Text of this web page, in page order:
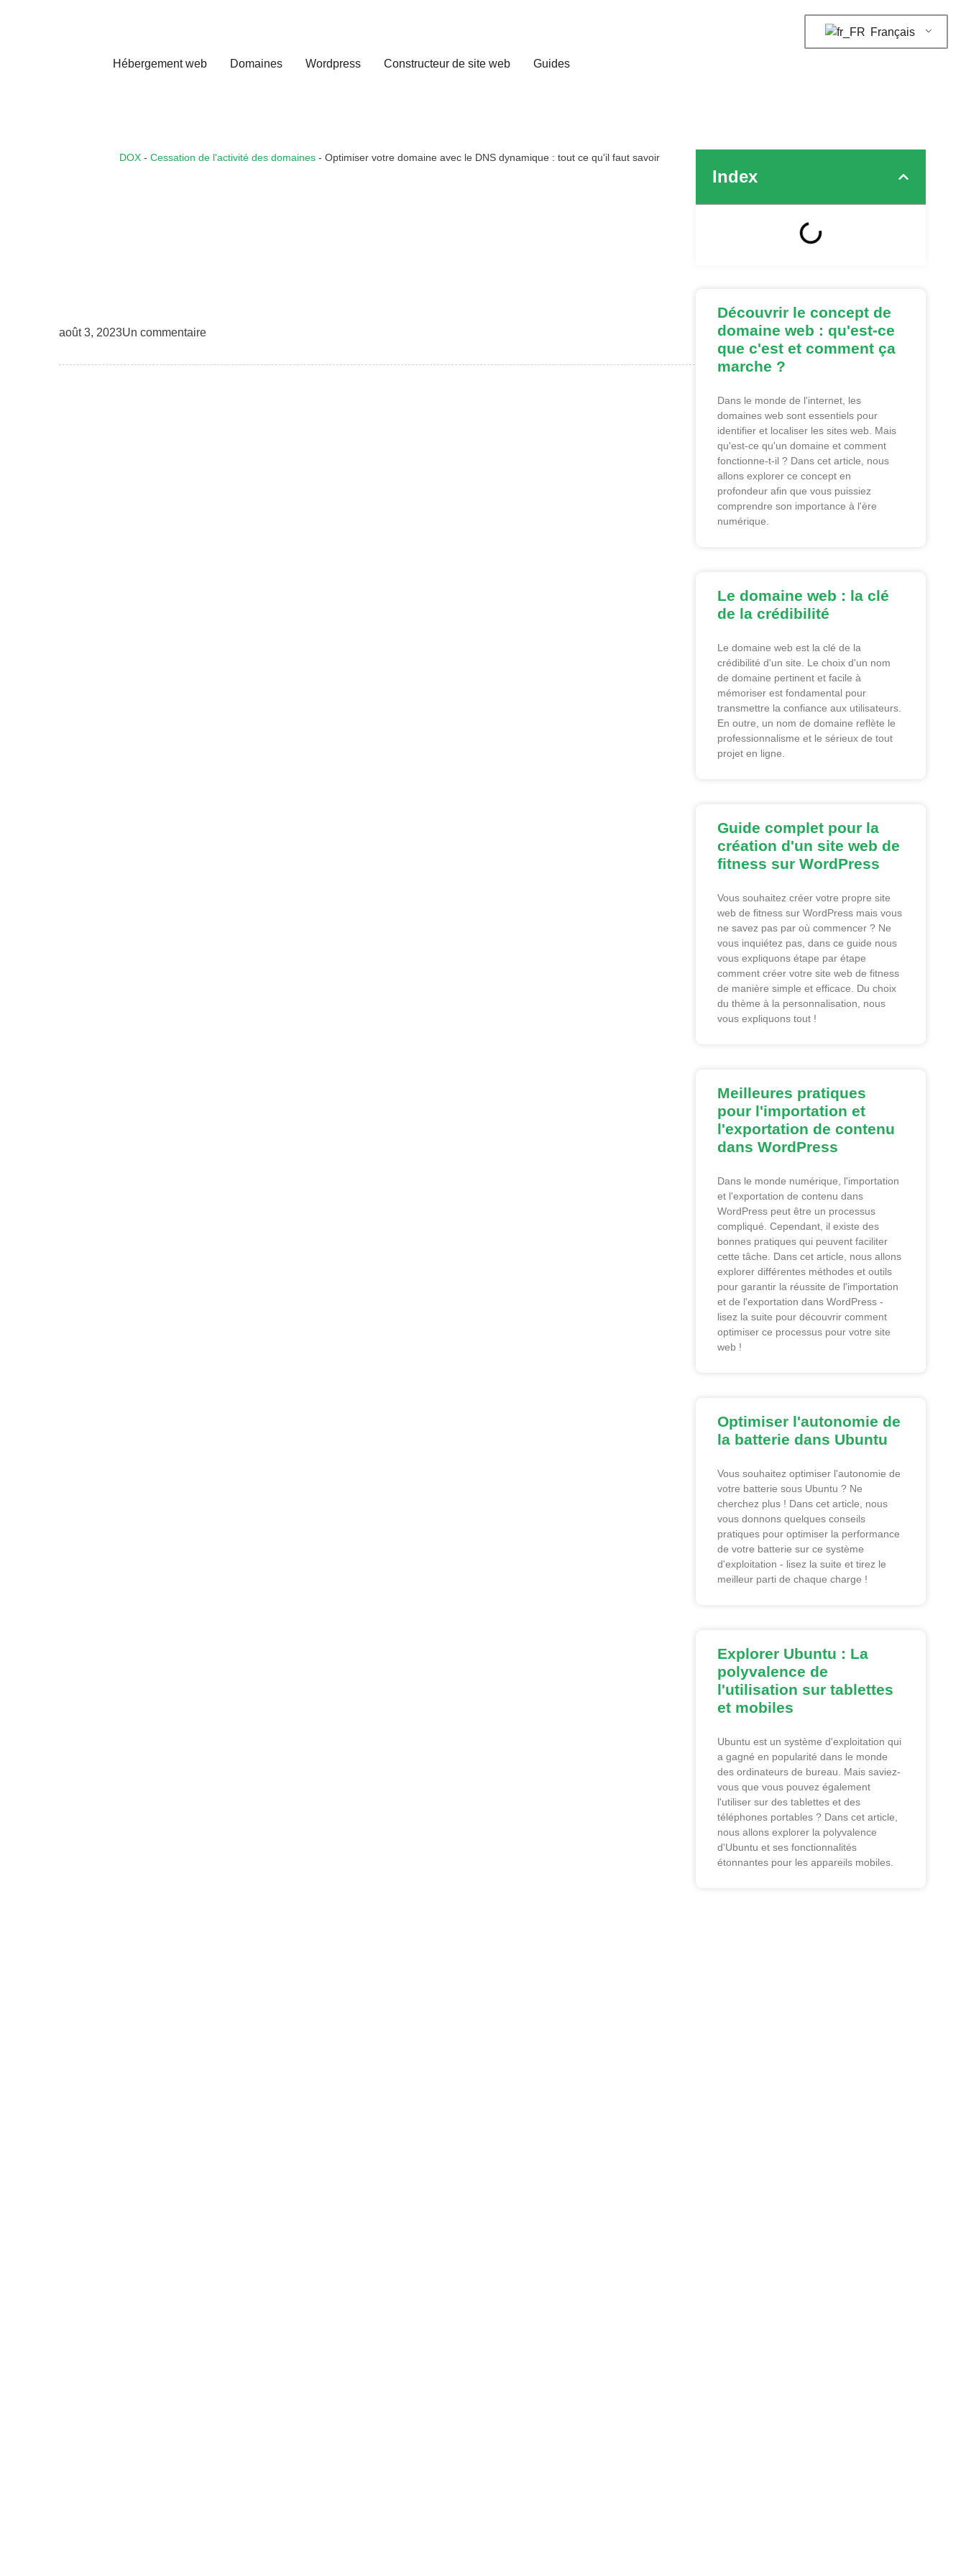
Hébergement web Domaines Wordpress Constructeur de site web Guides
Français
DOX- Cessation de l'activité des domaines- Optimiser votre domaine avec le DNS dynamique : tout ce qu'il faut savoir
août 3, 2023Un commentaire
Index
Découvrir le concept de
domaine web : qu'est-ce
que c'est et comment ça
marche ?
Dans le monde de l'internet, les
domaines web sont essentiels pour
identifier et localiser les sites web. Mais
qu'est-ce qu'un domaine et comment
fonctionne-t-il ? Dans cet article, nous
allons explorer ce concept en
profondeur afin que vous puissiez
comprendre son importance à l'ère
numérique.
Le domaine web : la clé
de la crédibilité
Le domaine web est la clé de la
crédibilité d'un site. Le choix d'un nom
de domaine pertinent et facile à
mémoriser est fondamental pour
transmettre la confiance aux utilisateurs.
En outre, un nom de domaine reflète le
professionnalisme et le sérieux de tout
projet en ligne.
Guide complet pour la
création d'un site web de
fitness sur WordPress
Vous souhaitez créer votre propre site
web de fitness sur WordPress mais vous
ne savez pas par où commencer ? Ne
vous inquiétez pas, dans ce guide nous
vous expliquons étape par étape
comment créer votre site web de fitness
de manière simple et efficace. Du choix
du thème à la personnalisation, nous
vous expliquons tout !
Meilleures pratiques
pour l'importation et
l'exportation de contenu
dans WordPress
Dans le monde numérique, l'importation
et l'exportation de contenu dans
WordPress peut être un processus
compliqué. Cependant, il existe des
bonnes pratiques qui peuvent faciliter
cette tâche. Dans cet article, nous allons
explorer différentes méthodes et outils
pour garantir la réussite de l'importation
et de l'exportation dans WordPress -
lisez la suite pour découvrir comment
optimiser ce processus pour votre site
web !
Optimiser l'autonomie de
la batterie dans Ubuntu
Vous souhaitez optimiser l'autonomie de
votre batterie sous Ubuntu ? Ne
cherchez plus ! Dans cet article, nous
vous donnons quelques conseils
pratiques pour optimiser la performance
de votre batterie sur ce système
d'exploitation - lisez la suite et tirez le
meilleur parti de chaque charge !
Explorer Ubuntu : La
polyvalence de
l'utilisation sur tablettes
et mobiles
Ubuntu est un système d'exploitation qui
a gagné en popularité dans le monde
des ordinateurs de bureau. Mais saviez-
vous que vous pouvez également
l'utiliser sur des tablettes et des
téléphones portables ? Dans cet article,
nous allons explorer la polyvalence
d'Ubuntu et ses fonctionnalités
étonnantes pour les appareils mobiles.